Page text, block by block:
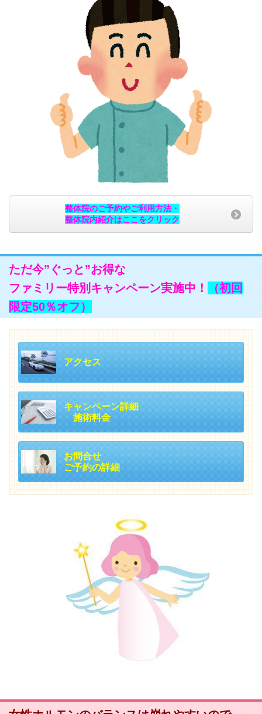
整体院のご予約やご利用方法・
整体院内紹介はここをクリック
ただ今”ぐっと”お得な
ファミリー特別キャンペーン実施中！
（初回
限定50％オフ）
アクセス
キャンペーン詳細
施術料金
お問合せ
ご予約の詳細